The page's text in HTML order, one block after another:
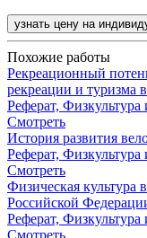
узнать цену на
Похожие работы
Рекреационный
рекреации и туризма
Реферат, Физкультура
Смотреть
История развития
Реферат, Физкультура
Смотреть
Физическая культура
Российской
Реферат, Физкультура
Смотреть